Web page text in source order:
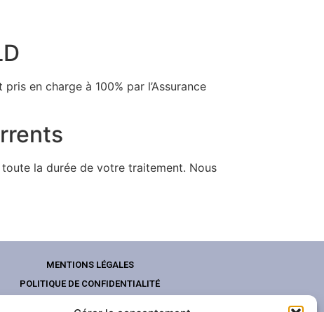
en charge à 100% par l’Assurance
la durée de votre traitement. Nous
MENTIONS LÉGALES
POLITIQUE DE CONFIDENTIALITÉ